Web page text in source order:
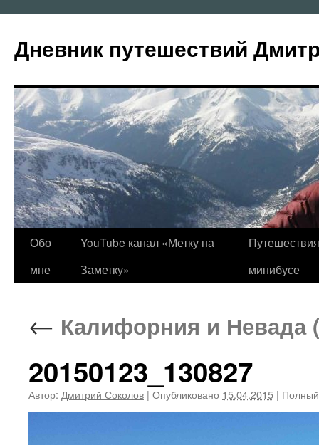
содержимому
Дневник путешествий
Обо
мне
YouTube канал «Метку на
Заметку»
минибусе
← Калифорния и Невада
20150123_130827
Автор: Дмитрий Соколов | Опубликовано 15.04.2015 |